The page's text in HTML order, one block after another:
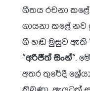
ගීතය රචනා කළේ
ගායනා කළේ
ගී හඬ මුසුව ඇති
“අරිජීත් සිංහ්“.
අතර තුරේදී